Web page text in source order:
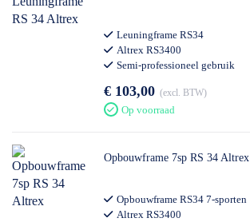
Leuningframe RS34
Altrex RS3400
Semi-professioneel gebruik
€ 103,00 excl. BTW
Op voorraad
Opbouwframe 7sp RS 34 Altrex
Opbouwframe RS34 7-sporten
Altrex RS3400